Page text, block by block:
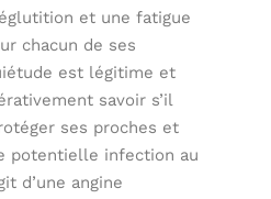
et une fatigue
chacun de ses
est légitime et
savoir s’il
ses proches et
potentielle infection au
d’une angine